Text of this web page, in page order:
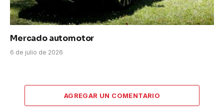
Mercado automotor
6 de julio de 2026
AGREGAR UN COMENTARIO